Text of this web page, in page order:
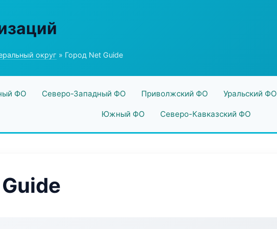
округ » Город Net Guide
ФО Северо-Западный ФО Приволжский ФО Уральский ФО
Южный ФО Северо-Кавказский ФО